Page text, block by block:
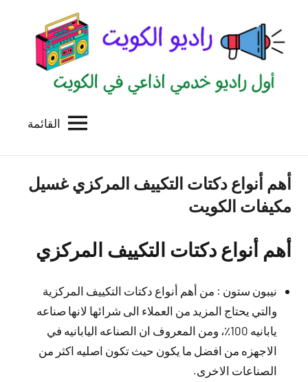
المحتوى
الكويت
للاعلانات
الخدمية
بالكويت
القائمة
أهم أنواع دكتات التكييف المركزي غسيل
مكيفات الكويت
أهم أنواع دكتات التكييف المركزي
نيبون ستون : من أهم أنواع دكتات التكييف المركزية
والتي يحتاج المزيد من العملاء الى شرائها لانها صناعه
يابانيه 100٪، ومن المعروف ان الصناعه اليابانيه في
الاجهزه من افضل ما يكون حيث تكون اصليه اكثر من
الصناعات الاخرى.